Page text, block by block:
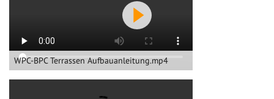
WPC-BPC Terrassen Aufbauanleitung.mp4